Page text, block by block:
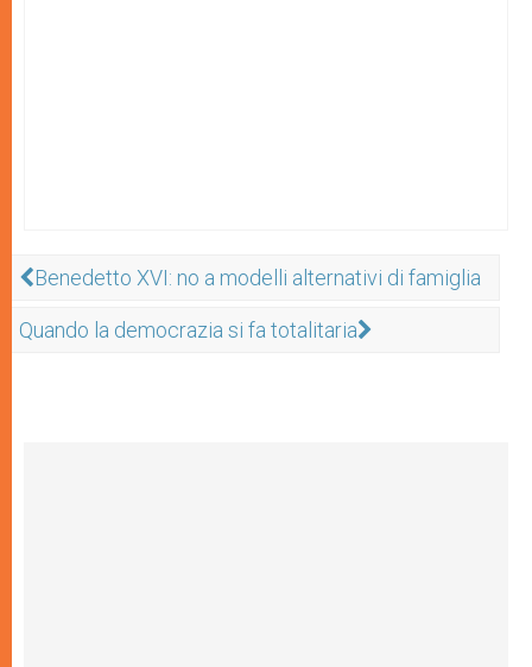
Benedetto XVI: no a modelli alternativi di famiglia
Quando la democrazia si fa totalitaria